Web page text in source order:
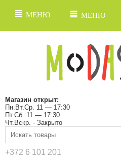
МЕНЮ МЕНЮ
Магазин открыт:
Пн.Вт.Ср. 11 — 17:30
Пт.Сб. 11 — 17:30
Чт.Вскр. - Закрыто
+372 6 101 201